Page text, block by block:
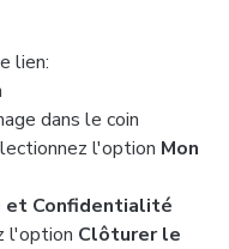
lien:
dans le coin
l'option Mon
et Confidentialité
l'option Clôturer le